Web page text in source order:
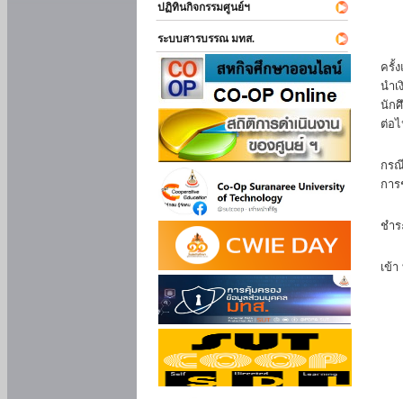
ปฏิทินกิจกรรมศูนย์ฯ
ระบบสารบรรณ มทส.
ครั้
นำ
นัก
ต่อ
กร
กา
ชำ
เข้